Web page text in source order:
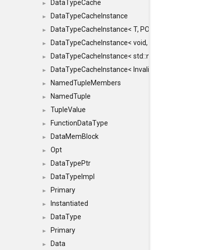
► DataTypeCache
► DataTypeCacheInstance
► DataTypeCacheInstance< T, POLICY, true >
► DataTypeCacheInstance< void, POLICY, true >
► DataTypeCacheInstance< std::nullptr_t, POLICY, true >
► DataTypeCacheInstance< InvalidType, POLICY, true >
► NamedTupleMembers
► NamedTuple
► TupleValue
► FunctionDataType
► DataMemBlock
► Opt
► DataTypePtr
► DataTypeImpl
► Primary
► Instantiated
► DataType
► Primary
►
Data